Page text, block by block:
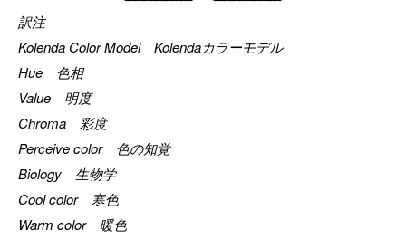
訳注
Kolenda Color Model Kolendaカラーモデル
Hue 色相
Value 明度
Chroma 彩度
Perceive color 色の知覚
Biology 生物学
Cool color 寒色
Warm color 暖色